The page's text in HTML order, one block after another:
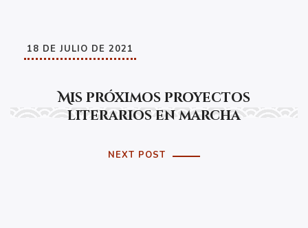
Mis próximos proyectos
literarios en marcha
18 DE JULIO DE 2021
NEXT POST